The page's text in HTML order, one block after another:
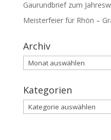
Gaurundbrief zum
Meisterfeier für Rhön –
Archiv
Archiv
Kategorien
Kategorien